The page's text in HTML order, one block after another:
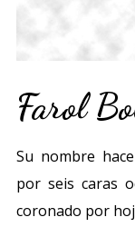
Farol
Su nombre
por seis caras
coronado por